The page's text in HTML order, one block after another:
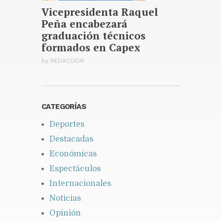
Vicepresidenta Raquel
Peña encabezará
graduación técnicos
formados en Capex
by REDACCIÓN
CATEGORÍAS
Deportes
Destacadas
Económicas
Espectáculos
Internacionales
Noticias
Opinión